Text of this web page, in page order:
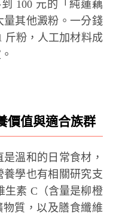
100 元的「純蓮藕
其他澱粉。一分錢
斤粉，人工加材料成
價值與適合族群
溫和的日常食材，
學也有相關研究支
生素 C（含量是柳橙
質，以及膳食纖維